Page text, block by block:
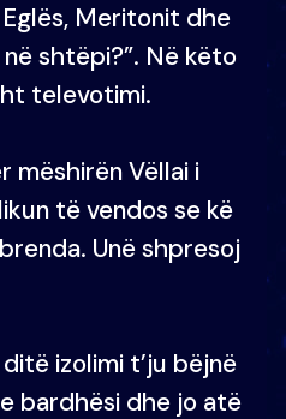
Meritonit dhe
shtëpi?”. Në këto
televotimi.
mëshirën Vëllai i
të vendos se kë
Unë shpresoj
izolimi t’ju bëjnë
bardhësi dhe jo atë